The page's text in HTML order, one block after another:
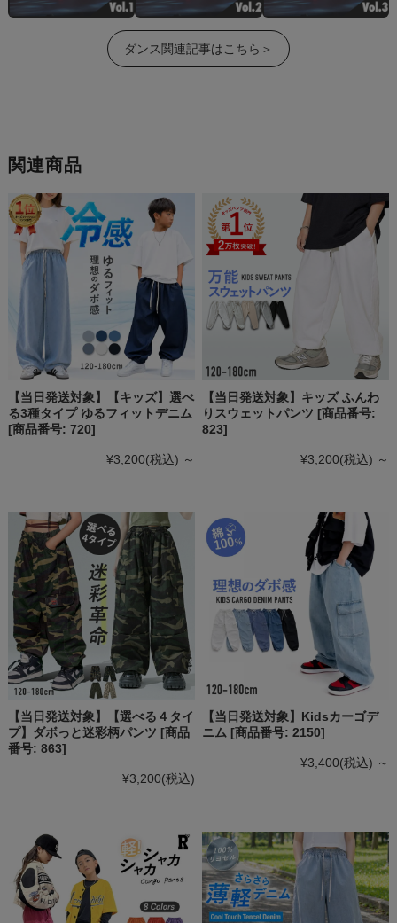
ダンス関連記事はこちら＞
関連商品
【当日発送対象】【キッズ】選べ
る3種タイプ ゆるフィットデニム
[商品番号: 720]
¥3,200(税込) ～
【当日発送対象】キッズ ふんわ
りスウェットパンツ [商品番号:
823]
¥3,200(税込) ～
【当日発送対象】【選べる４タイ
プ】ダボっと迷彩柄パンツ [商品
番号: 863]
¥3,200(税込)
【当日発送対象】Kidsカーゴデ
ニム [商品番号: 2150]
¥3,400(税込) ～